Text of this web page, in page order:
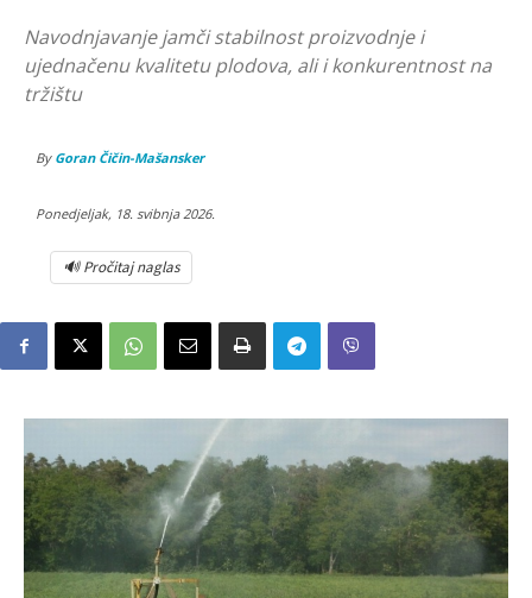
Navodnjavanje jamči stabilnost proizvodnje i
ujednačenu kvalitetu plodova, ali i konkurentnost na
tržištu
By Goran Čičin-Mašansker
Ponedjeljak, 18. svibnja 2026.
🔊 Pročitaj naglas